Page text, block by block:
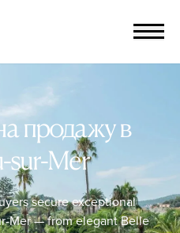
продажу в
sur-Mer
secure exceptional
Mer — from elegant Belle